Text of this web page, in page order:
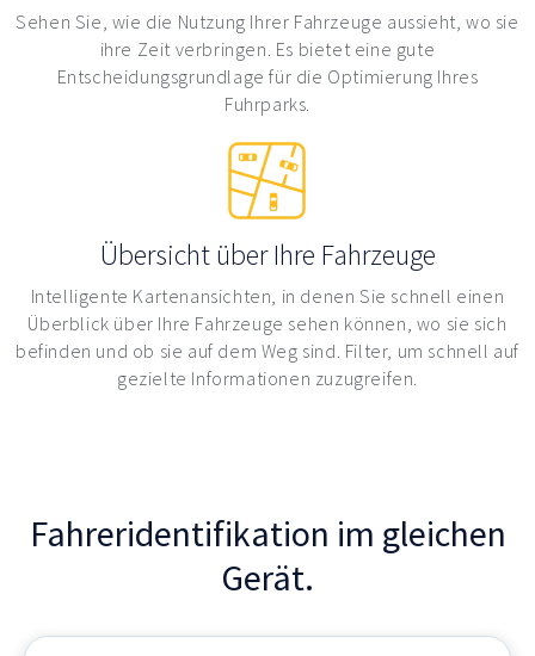
Sehen Sie, wie die Nutzung Ihrer Fahrzeuge aussieht, wo sie
ihre Zeit verbringen. Es bietet eine gute
Entscheidungsgrundlage für die Optimierung Ihres
Fuhrparks.
Übersicht über Ihre Fahrzeuge
Intelligente Kartenansichten, in denen Sie schnell einen
Überblick über Ihre Fahrzeuge sehen können, wo sie sich
befinden und ob sie auf dem Weg sind. Filter, um schnell auf
gezielte Informationen zuzugreifen.
Fahreridentifikation im gleichen
Gerät.